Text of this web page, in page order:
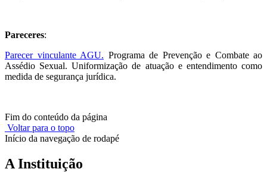
Pareceres:
Parecer vinculante AGU. Programa de Prevenção e Combate ao
Assédio Sexual. Uniformização de atuação e entendimento como
medida de segurança jurídica.
Fim do conteúdo da página
Voltar para o topo
Início da navegação de rodapé
A Instituição